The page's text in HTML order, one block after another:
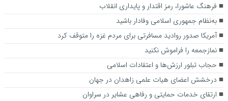
فرهنگ عاشورا، رمز اقتدار و پایداری انقلاب
به‌نظام جمهوری اسلامی وفادار باشید
آمریکا صدور روادید مسافرتی برای مردم غزه را متوقف کرد
نمازجمعه را فراموش نکنید
حجاب تبلور ارزش‌ها و اعتقادات اسلامی
درخشش اعضای هیات علمی زاهدان در جهان
ارتقای خدمات حمایتی و رفاهی عشایر در سراوان